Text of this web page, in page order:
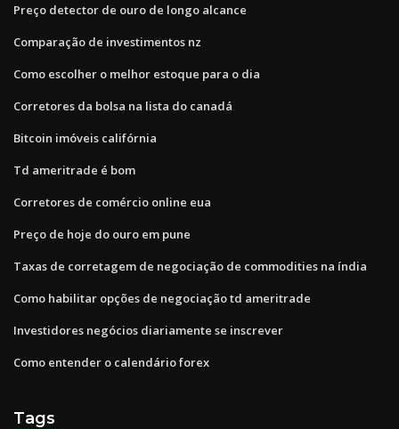
Preço detector de ouro de longo alcance
Comparação de investimentos nz
Como escolher o melhor estoque para o dia
Corretores da bolsa na lista do canadá
Bitcoin imóveis califórnia
Td ameritrade é bom
Corretores de comércio online eua
Preço de hoje do ouro em pune
Taxas de corretagem de negociação de commodities na índia
Como habilitar opções de negociação td ameritrade
Investidores negócios diariamente se inscrever
Como entender o calendário forex
Tags